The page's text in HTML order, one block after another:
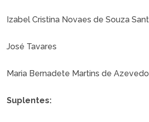
Izabel Cristina Novaes de Souza
José Tavares
Maria Bernadete Martins de
Suplentes: